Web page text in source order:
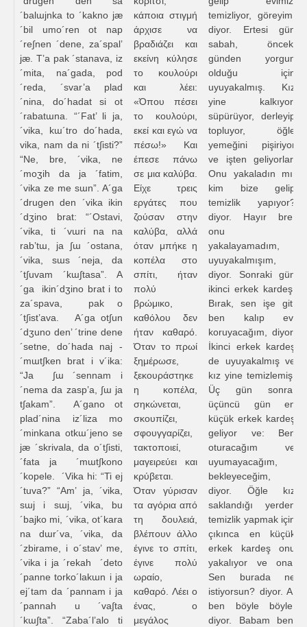
´balɯjnka to ´kakno jæ
´bil umo´ren ot nap
´re∫nen ´dene, za´spal’
jæ. T’a pak ´stanava, iz
´mita, na´gada, pod
´reda, ´svar’a plad
´nina, do´hadat si ot
´rabatɯna. “´Fat’ li ja,
´vika, kɯ´tro do´hada,
vika, nam da ni ´t∫isti?”
“Ne, bre, ´vika, ne
´moʒih da ja ´fatim,
´vika ze me sɯn”. A´ga
´drugen den ´vika ikin
´dʒino brat: “´Ostavi,
´vika, ti ´vɯri na na
rab’tɯ, ja ∫ɯ ´ostana,
´vika, sɯs ´neja, da
´t∫uvam ´kɯ∫tasa”. A
´ga ikin´dʒino brat i to
za´spava, pak o
´t∫ist’ava. A´ga ot∫un
´dʒuno den’ ´trine dene
´setne, do´hada naj -
´mɯt∫ken brat i v´ika:
“Ja ∫ɯ ´sennam i
´nema da zasp’a, ∫ɯ ja
t∫akam”. A´gano ot
plad´nina iz´liza mo
´minkana otkɯ´jeno se
jæ ´skrivala, da o´t∫isti,
´fata ja ´mɯt∫kono
´kopele. ´Vika hi: “Ti ej
´tuva?” “Am’ ja, ´vika,
sɯj i sɯj, ´vika, bu
´bajko mi, ´vika, ot´kara
na dɯr´va, ´vika, da
´zbirame, i o´stav’ me,
´vika i ja ´rekah ´deto
´panne torko´lakɯn i ja
ej´tam da ´pannam i ja
´pannah u ´va∫ta
´kɯ∫ta”. “Zaba´l’alo ti
κάποια στιγμή
άρχισε να
βραδιάζει και
εκείνη κύλησε
το κουλούρι
και λέει:
«Όπου πέσει
το κουλούρι,
εκεί και εγώ να
πέσω!» Και
έπεσε πάνω
σε μια καλύβα.
Είχε τρεις
εργάτες που
ζούσαν στην
καλύβα, αλλά
όταν μπήκε η
κοπέλα στο
σπίτι, ήταν
πολύ
βρώμικο,
καθόλου δεν
ήταν καθαρό.
Όταν το πρωί
ξημέρωσε,
ξεκουράστηκε
η κοπέλα,
σηκώνεται,
σκουπίζει,
σφουγγαρίζει,
τακτοποιεί,
μαγειρεύει και
κρύβεται.
Όταν γύρισαν
τα αγόρια από
τη δουλειά,
βλέπουν άλλο
έγινε το σπίτι,
έγινε πολύ
ωραίο,
καθαρό. Λέει ο
ένας, ο
μεγάλος
temizliyor, göreyim,
diyor. Ertesi gün
sabah, önceki
günden yorgun
olduğu için
uyuyakalmış. Kız
yine kalkıyor,
süpürüyor, derleyip
topluyor, öğle
yemeğini pişiriyor
ve işten geliyorlar.
Onu yakaladın mı,
kim bize gelip
temizlik yapıyor?
diyor. Hayır bre,
onu
yakalayamadım,
uyuyakalmışım,
diyor. Sonraki gün
ikinci erkek kardeş:
Bırak, sen işe git,
ben kalıp evi
koruyacağım, diyor.
İkinci erkek kardeş
de uyuyakalmış ve
kız yine temizlemiş.
Üç gün sonra,
üçüncü gün en
küçük erkek kardeş
geliyor ve: Ben
oturacağım ve
uyumayacağım,
bekleyeceğim,
diyor. Öğle kız
saklandığı yerden
temizlik yapmak için
çıkınca en küçük
erkek kardeş onu
yakalıyor ve ona:
Sen burada ne
istiyorsun? diyor. A,
ben böyle böyle,
diyor. Babam beni